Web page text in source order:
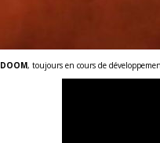
DOOM, toujours en cours de